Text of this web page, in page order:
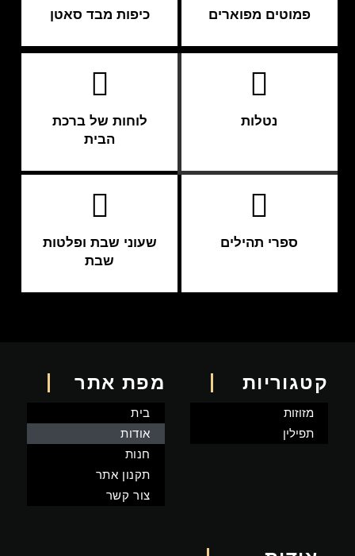
פמוטים מפוארים כיפות מבד סאטן
נטלות
לוחות של ברכת
הבית
ספרי תהילים
שעוני שבת ופלטות
שבת
קטגוריות
מזוזות
תפילין
מפת אתר
בית
אודות
חנות
תקנון אתר
צור קשר